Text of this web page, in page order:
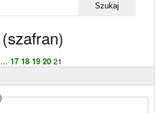
Szukaj
... 17 18 19 20 21